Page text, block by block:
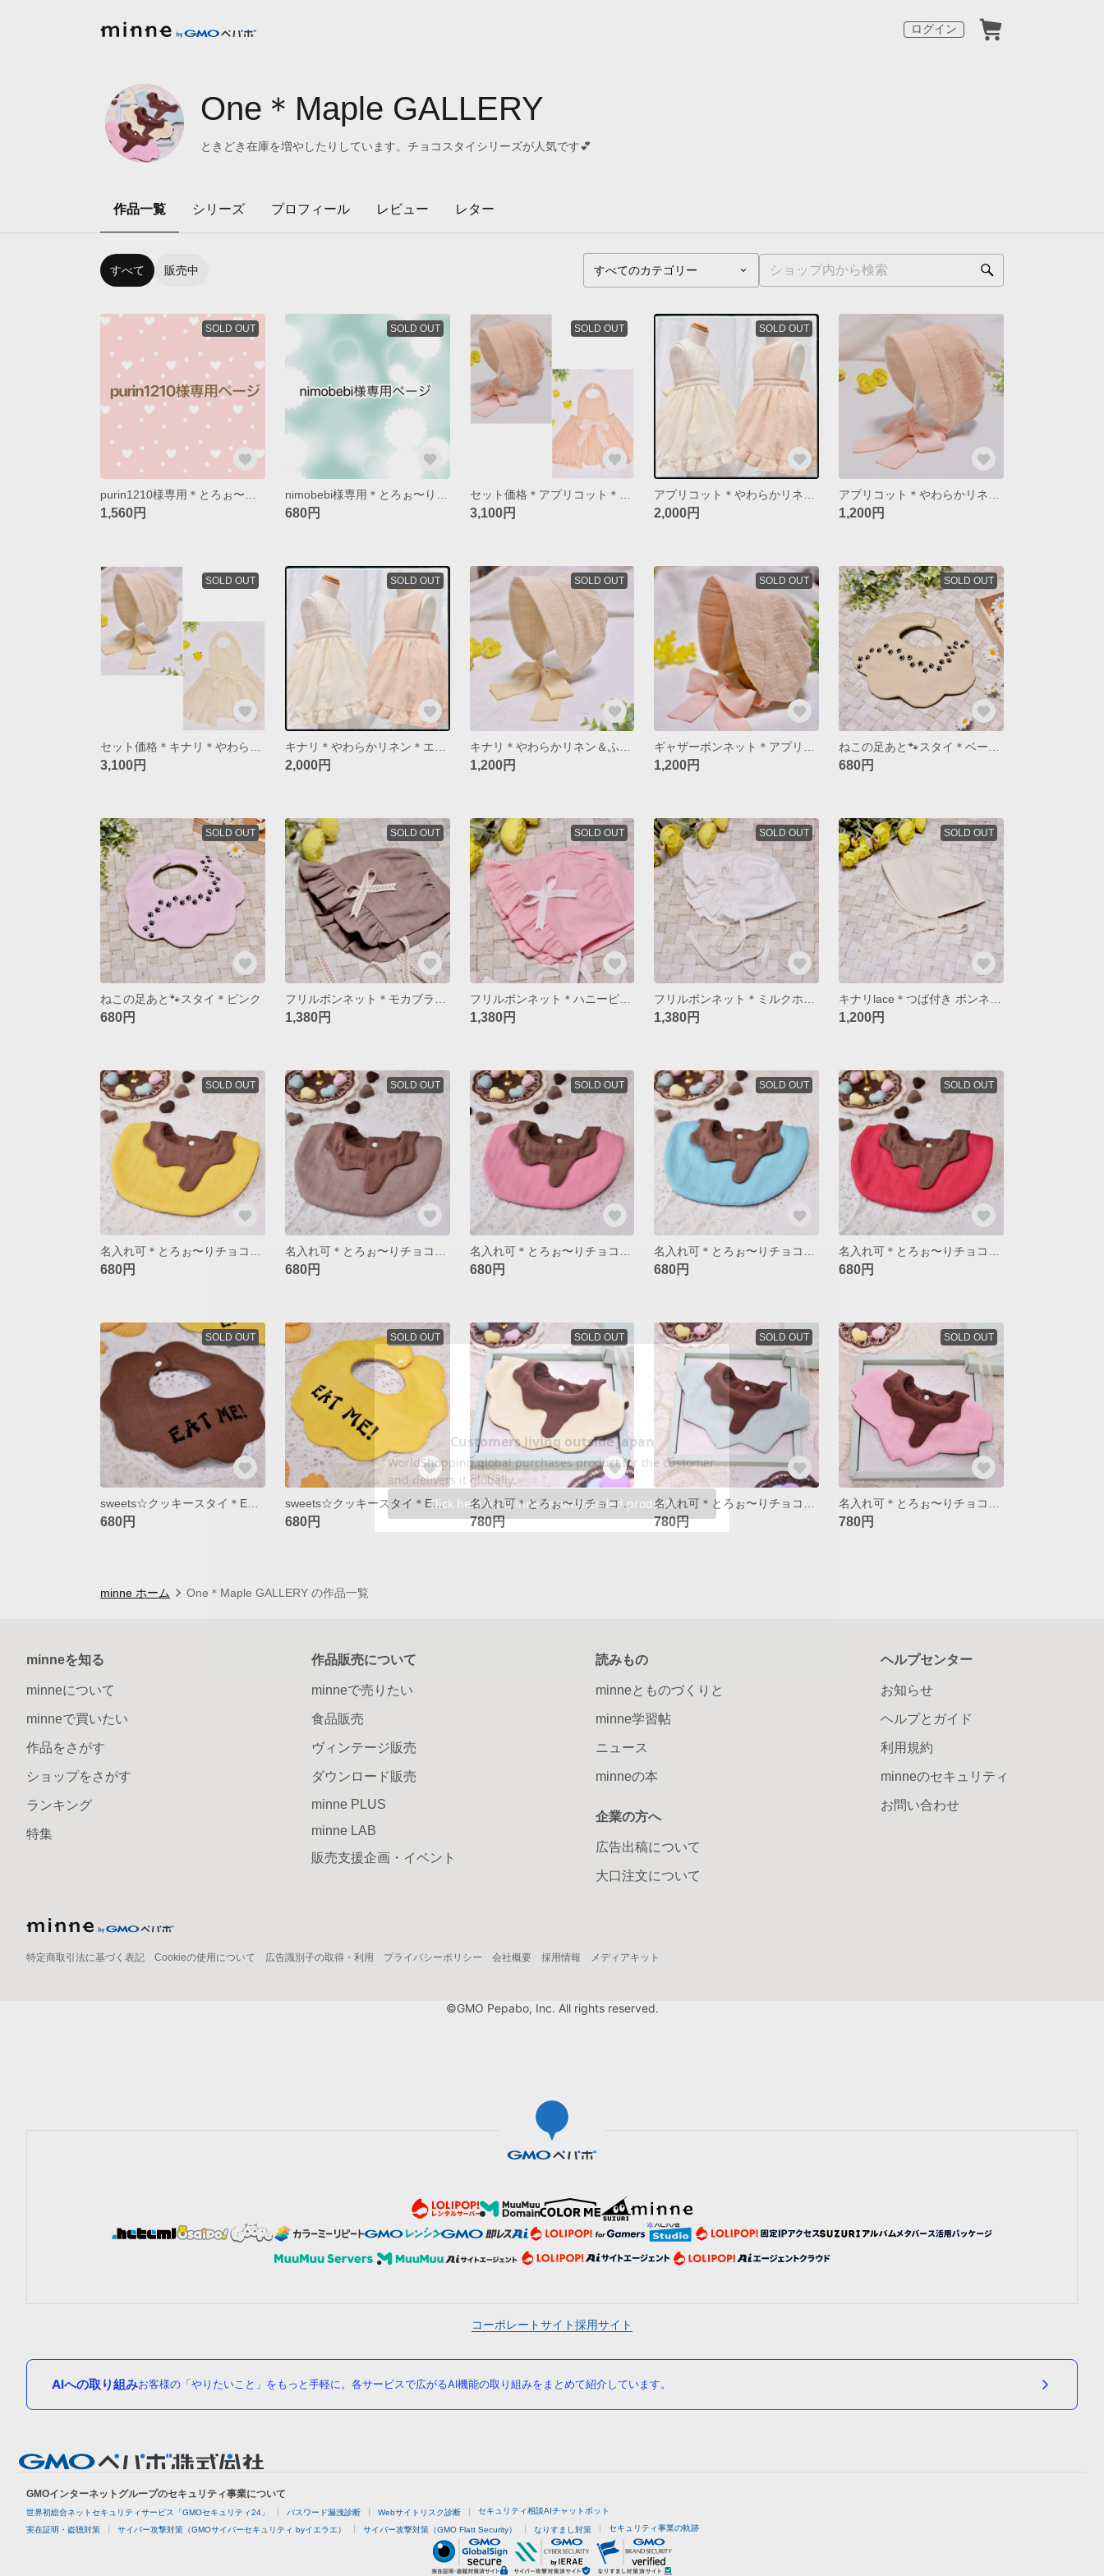
ログイン
One＊Maple GALLERY
ときどき在庫を増やしたりしています。チョコスタイシリーズが人気です💕
作品一覧 シリーズ プロフィール レビュー レター
すべて 販売中
SOLD OUT
1,560円
SOLD OUT
680円
SOLD OUT
3,100円
SOLD OUT
2,000円 1,200円
SOLD OUT
3,100円
SOLD OUT
2,000円
SOLD OUT
1,200円
SOLD OUT
1,200円
SOLD OUT
680円
SOLD OUT
ねこの足あと🐾スタイ＊ピンク
680円
SOLD OUT
1,380円
SOLD OUT
フリルボンネット＊ハニーピンク＊ダブルガーゼ
1,380円
SOLD OUT
1,380円
SOLD OUT
1,200円
SOLD OUT
680円
SOLD OUT
680円
SOLD OUT
680円
SOLD OUT
680円
SOLD OUT
680円
SOLD OUT
680円
SOLD OUT
sweets☆クッキースタイ＊Eat me ! プレーンクッキー
680円
SOLD OUT
名入れ可＊とろぉ〜りチョコスタイ＊クリームチョコ
780円
SOLD OUT
780円
SOLD OUT
780円
minne ホーム One＊Maple GALLERY の作品一覧
minneを知る
minneについて
minneで買いたい
作品をさがす
ショップをさがす
ランキング
特集
作品販売について
minneで売りたい
食品販売
ヴィンテージ販売
ダウンロード販売
minne PLUS
minne LAB
販売支援企画・イベント
読みもの
minneとものづくりと
minne学習帖
ニュース
minneの本
企業の方へ
広告出稿について
大口注文について
ヘルプセンター
お知らせ
ヘルプとガイド
利用規約
minneのセキュリティ
お問い合わせ
特定商取引法に基づく表記 Cookieの使用について 広告識別子の取得・利用 プライバシーポリシー 会社概要 採用情報 メディアキット
©GMO Pepabo, Inc. All rights reserved.
コーポレートサイト採用サイト
AIへの取り組みお客様の「やりたいこと」をもっと手軽に。各サービスで広がるAI機能の取り組みをまとめて紹介しています。
GMOインターネットグループのセキュリティ事業について
世界初総合ネットセキュリティサービス「GMOセキュリティ24」 パスワード漏洩診断 Webサイトリスク診断 セキュリティ相談AIチャットボット
実在証明・盗聴対策 サイバー攻撃対策（GMOサイバーセキュリティ byイエラエ） サイバー攻撃対策（GMO Flatt Security） なりすまし対策 セキュリティ事業の軌跡